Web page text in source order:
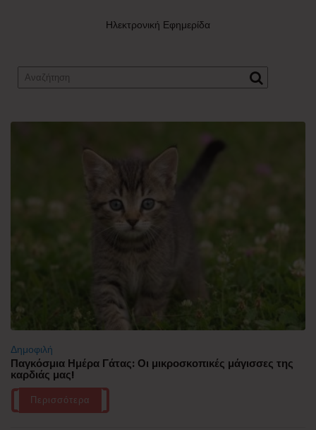
Ηλεκτρονική Εφημερίδα
Δημοφιλή
Παγκόσμια Ημέρα Γάτας: Οι μικροσκοπικές μάγισσες της
καρδιάς μας!
Περισσότερα